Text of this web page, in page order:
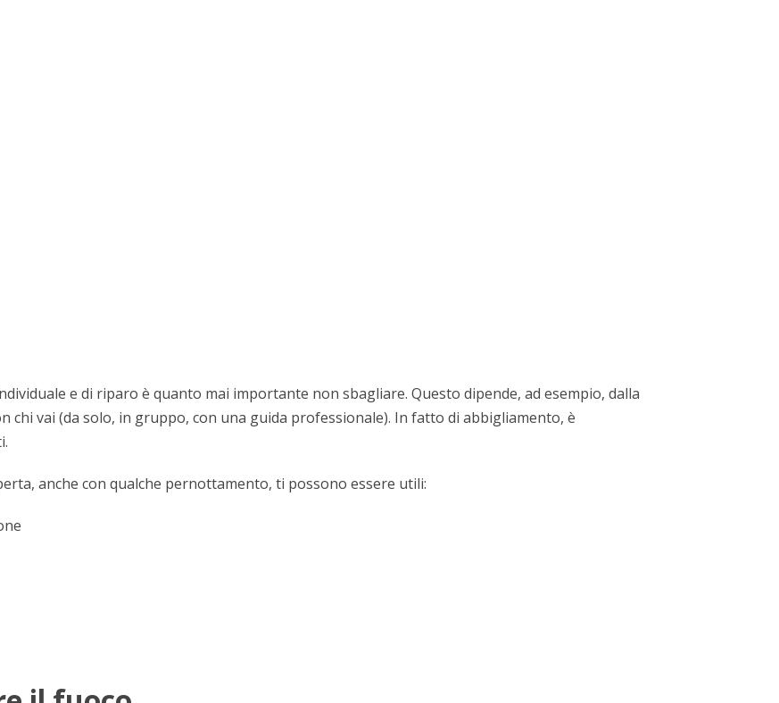
e di riparo è quanto mai importante non sbagliare. Questo dipende, ad esempio, dalla
chi vai (da solo, in gruppo, con una guida professionale). In fatto di abbigliamento, è
anche con qualche pernottamento, ti possono essere utili: